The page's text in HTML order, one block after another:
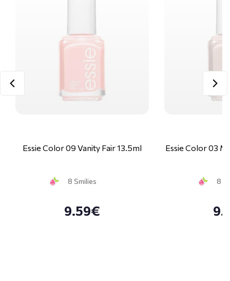
Essie Color 09 Vanity Fair 13.5ml
8 Smilies
9.59€
Essie Color 03
8